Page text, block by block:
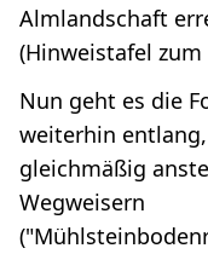
Almlandschaft
(Hinweistafel
Nun geht es die
weiterhin
gleichmäßig
Wegweisern